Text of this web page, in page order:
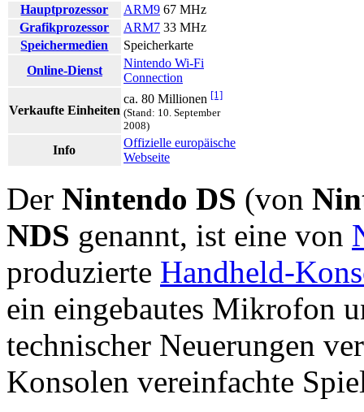
Hauptprozessor
ARM9 67 MHz
Grafikprozessor
ARM7 33 MHz
Speichermedien
Speicherkarte
Online-Dienst
Nintendo Wi-Fi
Connection
Verkaufte Einheiten
ca. 80 Millionen [1]
(Stand: 10. September
2008)
Info
Offizielle europäische
Webseite
Der Nintendo DS (von
NDS genannt, ist eine von
produzierte Handheld-
ein eingebautes Mikrofon
technischer Neuerungen
Konsolen vereinfachte